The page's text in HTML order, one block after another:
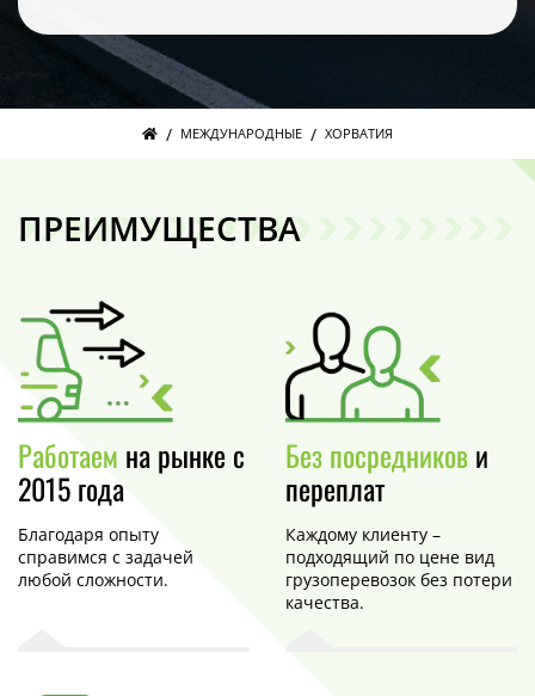
/ МЕЖДУНАРОДНЫЕ / ХОРВАТИЯ
ПРЕИМУЩЕСТВА
Работаем на рынке с
2015 года
Благодаря опыту
справимся с задачей
любой сложности.
Без посредников и
переплат
Каждому клиенту –
подходящий по цене вид
грузоперевозок без потери
качества.